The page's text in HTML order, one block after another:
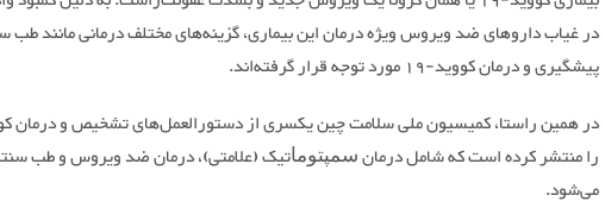
در غیاب داروهای ضد ویروس ویژه درمان این بیماری، گزینه‌های مختلف درمانی مانند طب
پیشگیری و درمان کووید-19 مورد توجه قرار گرفته‌اند.
را منتشر کرده است که شامل درمان ﺳﻤﭙﺘﻮﻣﺎتیک (علامتی)، درمان ضد ویروس و طب
می‌شود.